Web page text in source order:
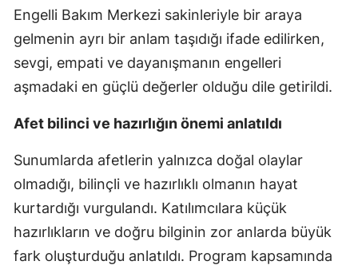
Kahramanmaraş
Muğla
Muş
Nevşehir
Niğde
Ordu
Rize
Engelli Bakım Merkezi sakinleriyle bir araya
gelmenin ayrı bir anlam taşıdığı ifade edilirken,
sevgi, empati ve dayanışmanın engelleri
aşmadaki en güçlü değerler olduğu dile getirildi.
Afet bilinci ve hazırlığın önemi anlatıldı
Sunumlarda afetlerin yalnızca doğal olaylar
olmadığı, bilinçli ve hazırlıklı olmanın hayat
kurtardığı vurgulandı. Katılımcılara küçük
hazırlıkların ve doğru bilginin zor anlarda büyük
fark oluşturduğu anlatıldı. Program kapsamında